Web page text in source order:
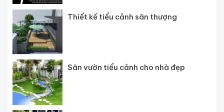
Thiết kế tiểu cảnh sân thượng
Sân vườn tiểu cảnh cho nhà đẹp